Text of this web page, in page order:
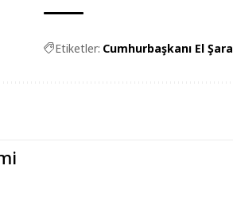
Etiketler: Cumhurbaşkanı El Şara